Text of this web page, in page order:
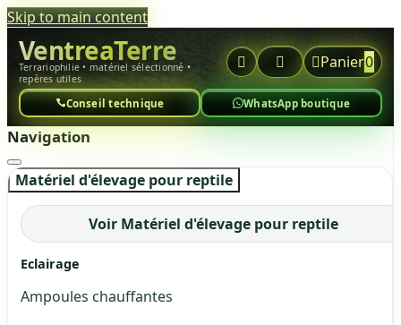
Skip to main content
VentreaTerre
Terrariophilie • matériel sélectionné •
repères utiles
  Panier0
Conseil technique WhatsApp boutique
Navigation
Matériel d'élevage pour reptile
Voir Matériel d'élevage pour reptile
Eclairage
Ampoules chauffantes